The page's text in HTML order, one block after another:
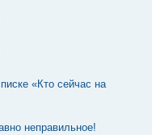
«Кто сейчас на
неправильное!